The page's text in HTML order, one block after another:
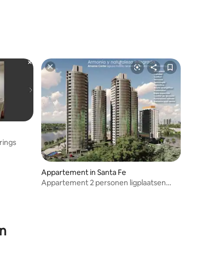
Appartement in Santa Fe
Appartement 2 personen ligplaatsen